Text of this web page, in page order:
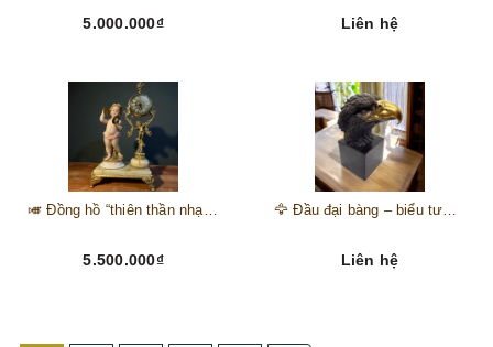
5.000.000₫ Liên hệ
🎺 Đồng hồ “thiên thần nhạc hội” – tuyệt mỹ phẩm trang trí phong cách hoàng gia 🎼
5.500.000₫
🦅 Đầu đại bàng – biểu tượng của kẻ chinh phục trên đỉnh núi thành công 🦅
Liên hệ